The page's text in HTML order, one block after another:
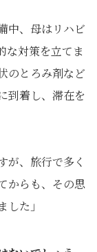
中、母はリハビ
な対策を立てま
のとろみ剤など
到着し、滞在を
が、旅行で多く
からも、その思
た」